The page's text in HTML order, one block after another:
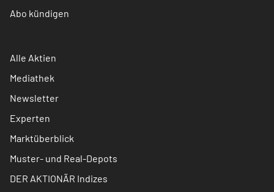
Abo kündigen
Alle Aktien
Mediathek
Newsletter
Experten
Marktüberblick
Muster- und Real-Depots
DER AKTIONÄR Indizes